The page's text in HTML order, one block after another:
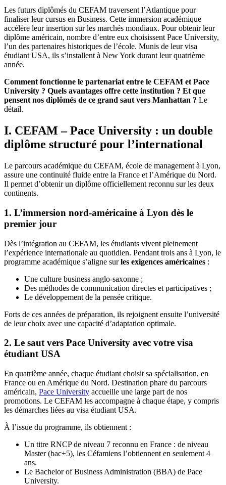
Les futurs diplômés du CEFAM traversent l’Atlantique pour
finaliser leur cursus en Business. Cette immersion académique
accélère leur insertion sur les marchés mondiaux. Pour obtenir leur
diplôme américain, nombre d’entre eux choisissent Pace University,
l’un des partenaires historiques de l’école. Munis de leur visa
étudiant USA, ils s’installent à New York durant leur quatrième
année.
Comment fonctionne le partenariat entre le CEFAM et Pace
University ? Quels avantages offre cette institution ? Et que
pensent nos diplômés de ce grand saut vers Manhattan ? Le
détail.
I. CEFAM – Pace University : un double
diplôme structuré pour l’international
Le parcours académique du CEFAM, école de management à Lyon,
assure une continuité fluide entre la France et l’Amérique du Nord.
Il permet d’obtenir un diplôme officiellement reconnu sur les deux
continents.
1. L’immersion nord-américaine à Lyon dès le
premier jour
Dès l’intégration au CEFAM, les étudiants vivent pleinement
l’expérience internationale au quotidien. Pendant trois ans à Lyon, le
programme académique s’aligne surles exigences américaines :
Une culture business anglo-saxonne ;
Des méthodes de communication directes et participatives ;
Le développement de la pensée critique.
Forts de ces années de préparation, ils rejoignent ensuite l’université
de leur choix avec une capacité d’adaptation optimale.
2. Le saut vers Pace University avec votre visa
étudiant USA
En quatrième année, chaque étudiant choisit sa spécialisation, en
France ou en Amérique du Nord. Destination phare du parcours
américain, Pace University accueille une large part de nos
promotions. Le CEFAM les accompagne à chaque étape, y compris
les démarches liées au visa étudiant USA.
À l’issue du programme, ils obtiennent :
Un titre RNCP de niveau 7 reconnu en France : de niveau
Master (bac+5), les Céfamiens l’obtiennent en seulement 4
ans.
Le Bachelor of Business Administration (BBA) de Pace
University.